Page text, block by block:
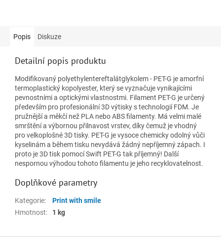
Popis Diskuze
Detailní popis produktu
Modifikovaný polyethylentereftalátglykolem - PET-G je amorfní
termoplastický kopolyester, který se vyznačuje vynikajícími
pevnostními a optickými vlastnostmi. Filament PET-G je určený
především pro profesionální 3D výtisky s technologií FDM. Je
pružnější a měkčí než PLA nebo ABS filamenty. Má velmi malé
smrštění a výbornou přilnavost vrstev, díky čemuž je vhodný
pro velkoplošné 3D tisky. PET-G je vysoce chemicky odolný vůči
kyselinám a během tisku nevydává žádný nepříjemný zápach. I
proto je 3D tisk pomocí Swift PET-G tak příjemný! Další
nespornou výhodou tohoto filamentu je jeho recyklovatelnost.
Doplňkové parametry
Kategorie:
Print with smile
Hmotnost: 1 kg
Z